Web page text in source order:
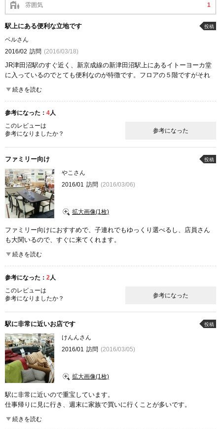
雰囲気
1
駅上にある便利な立地です 投稿
ベルさん
2016/02 訪問 (2016/03/18)
JR津田沼駅のすぐ近く、新京成線の新津田沼駅上にあるイトーヨーカ堂
に入っているのでとても便利なのが特徴です。フロアの５階ですがそれ
ほど広い敷地ではないですが、
もちろんニトリですから、なかなかしゃれたデザイン家具やインテリア
さらに、この店舗にはアウトレット端末も設置されているので、現物の
新品と端末内のアウトレット新品を比べて、お得な方を比較できます。
続きを読む
参考になった： 4人
このレビューは
参考になりましたか？
参考になった
ファミリー向け 投稿
やこさん
2016/01 訪問 (2016/03/06)
拡大画像(1枚)
ファミリー向けにおすすめで、子連れでもゆっくり選べるし、店員さん
も大関いるので、すぐに来てくれます。
食器やカーテン類も豊富で、一店舗で欲しいものがだいぶそろいます。
我が家はこちらにお世話になっています。
ここが良かった
品揃え
商品の質
続きを読む
参考になった： 2人
このレビューは
参考になりましたか？
参考になった
駅に非常に近いお店です 投稿
けんんさん
2016/01 訪問 (2016/03/05)
拡大画像(1枚)
駅に非常に近いので重宝しています。
仕事帰りに見に行き、週末に家族で買いに行くことが多いです。
安いだけではなく、品質も良く、見た目も安く見えないのでお気に入り
です。
続きを読む